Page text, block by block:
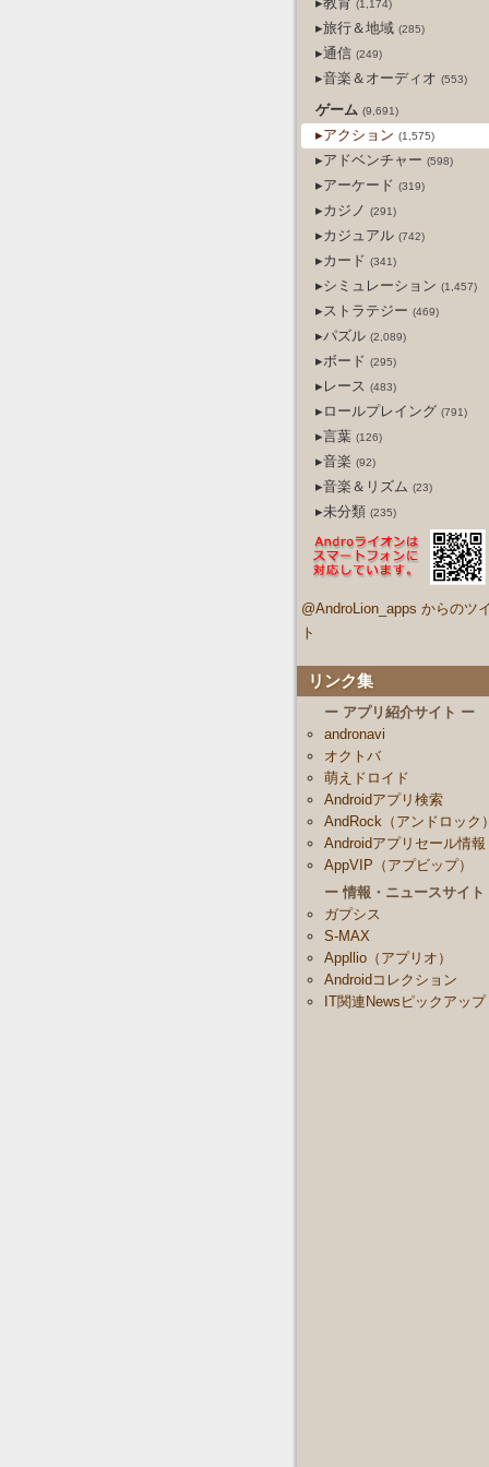
(1,174)
▸旅行＆地域 (285)
▸通信 (249)
▸音楽＆オーディオ (553)
ゲーム (9,691)
▸アクション (1,575)
▸アドベンチャー (598)
▸アーケード (319)
▸カジノ (291)
▸カジュアル (742)
▸カード (341)
▸シミュレーション (1,457)
▸ストラテジー (469)
▸パズル (2,089)
▸ボード (295)
▸レース (483)
▸ロールプレイング (791)
▸言葉 (126)
▸音楽 (92)
▸音楽＆リズム (23)
▸未分類 (235)
@AndroLion_apps からのツ
ト
リンク集
ー アプリ紹介サイト ー
andronavi
オクトバ
萌えドロイド
Androidアプリ検索
AndRock（アンドロック
Androidアプリセール情報
AppVIP（アプビップ）
ー 情報・ニュースサイト
ガプシス
S-MAX
Appllio（アプリオ）
Androidコレクション
IT関連Newsピックアップ